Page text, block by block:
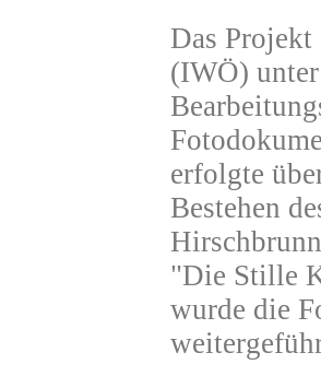
Das
(IWÖ)
erfolgte
Bestehen
"Die Stille
wurde die